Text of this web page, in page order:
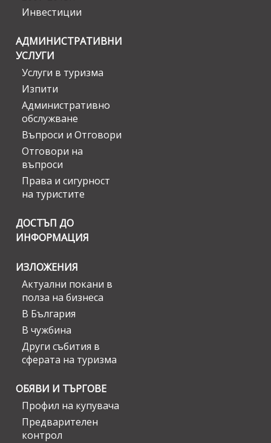
Инвестиции
АДМИНИСТРАТИВНИ
УСЛУГИ
Услуги в туризма
Изпити
Административно
обслужване
Въпроси и Отговори
Отговори на
въпроси
Права и сигурност
на туристите
ДОСТЪП ДО
ИНФОРМАЦИЯ
ИЗЛОЖЕНИЯ
Актуални покани в
полза на бизнеса
В България
В чужбина
Други събития в
сферата на туризма
ОБЯВИ И ТЪРГОВЕ
Профил на купувача
Предварителен
контрол